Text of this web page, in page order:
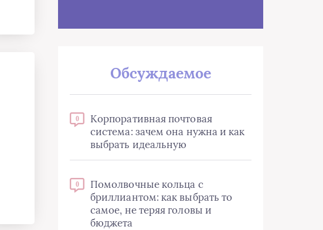
Обсуждаемое
0
Корпоративная почтовая
система: зачем она нужна и как
выбрать идеальную
0
Помолвочные кольца с
бриллиантом: как выбрать то
самое, не теряя головы и
бюджета